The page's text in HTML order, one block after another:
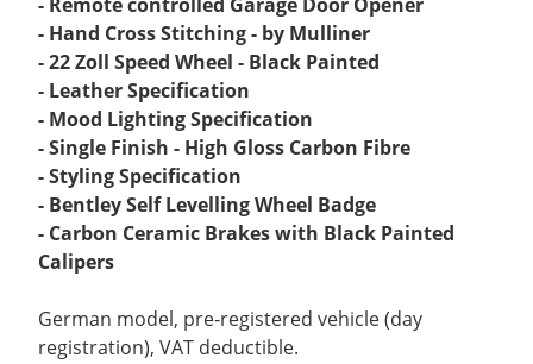
- Hand Cross Stitching - by Mulliner
- 22 Zoll Speed Wheel - Black Painted
- Leather Specification
- Mood Lighting Specification
- Single Finish - High Gloss Carbon Fibre
- Styling Specification
- Bentley Self Levelling Wheel Badge
- Carbon Ceramic Brakes with Black Painted
Calipers
German model, pre-registered vehicle (day
registration), VAT deductible.